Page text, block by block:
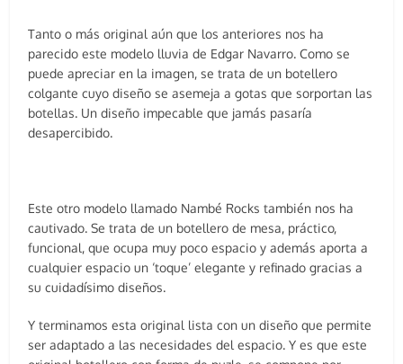
Tanto o más original aún que los anteriores nos ha
parecido este modelo lluvia de Edgar Navarro. Como se
puede apreciar en la imagen, se trata de un botellero
colgante cuyo diseño se asemeja a gotas que sorportan las
botellas. Un diseño impecable que jamás pasaría
desapercibido.
Este otro modelo llamado Nambé Rocks también nos ha
cautivado. Se trata de un botellero de mesa, práctico,
funcional, que ocupa muy poco espacio y además aporta a
cualquier espacio un ‘toque’ elegante y refinado gracias a
su cuidadísimo diseños.
Y terminamos esta original lista con un diseño que permite
ser adaptado a las necesidades del espacio. Y es que este